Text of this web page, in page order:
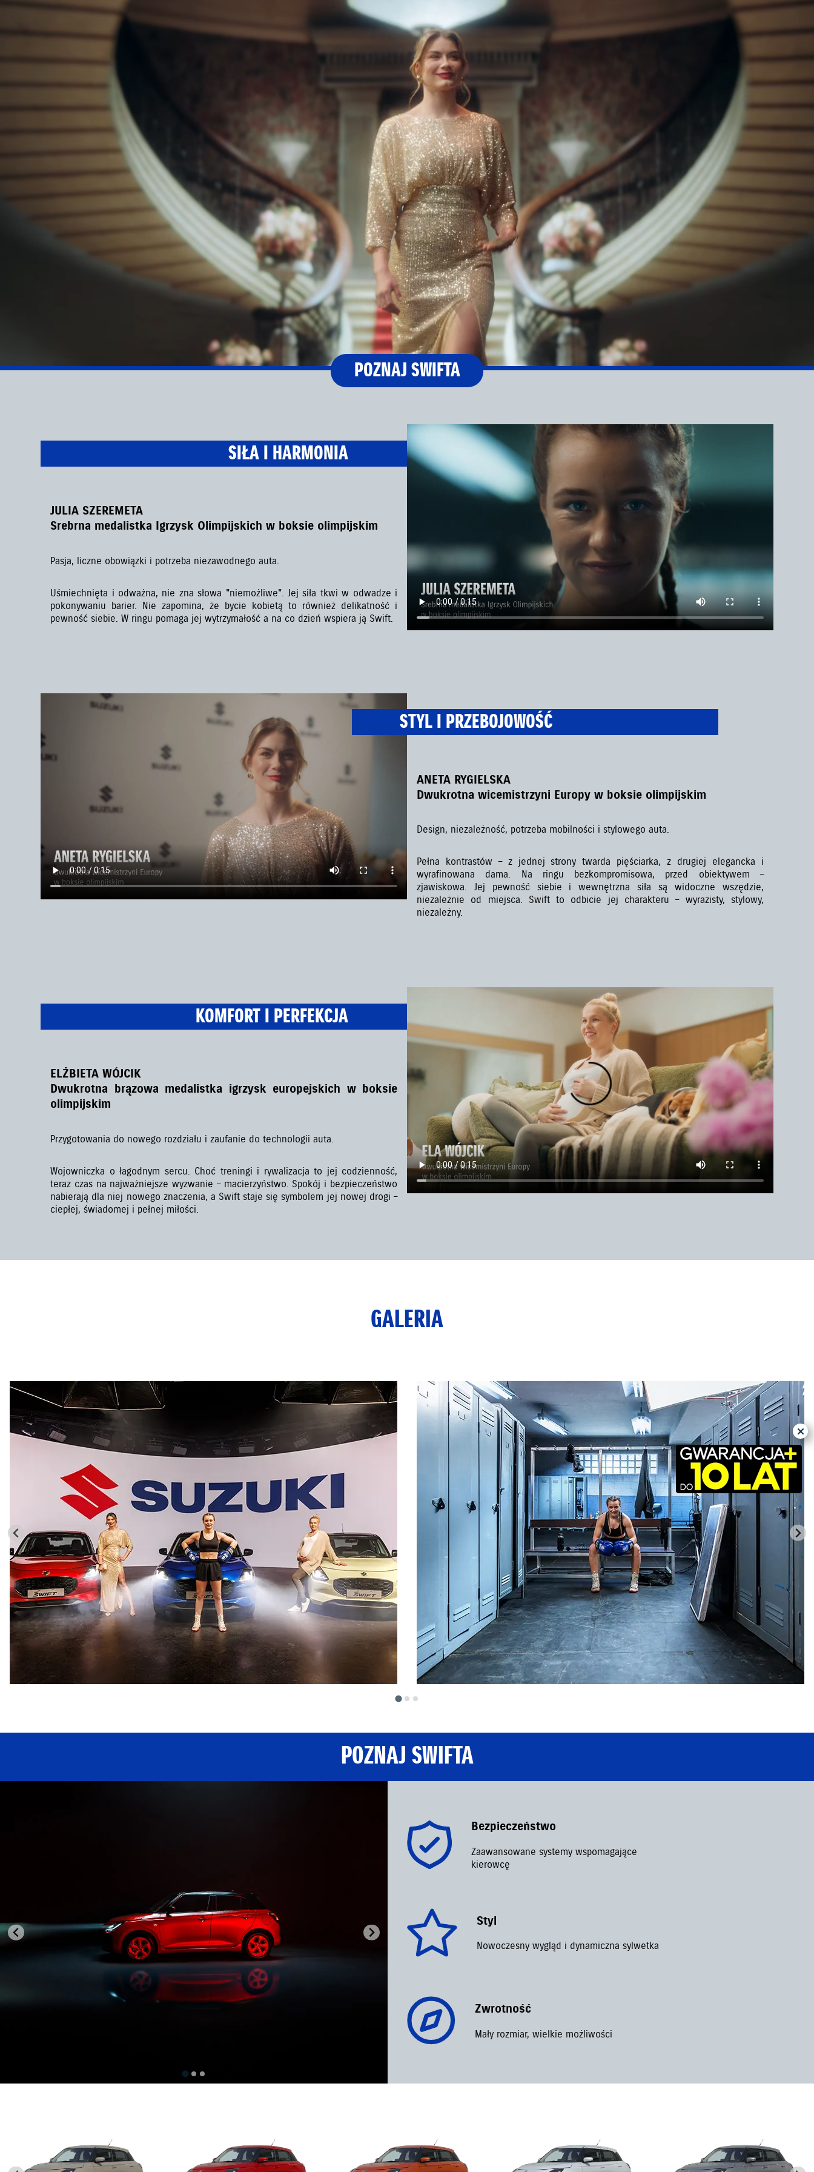
POZNAJ SWIFTA
SIŁA I HARMONIA
JULIA SZEREMETA
Srebrna medalistka Igrzysk Olimpijskich w boksie olimpijskim
Pasja, liczne obowiązki i potrzeba niezawodnego auta.
Uśmiechnięta i odważna, nie zna słowa "niemożliwe". Jej siła tkwi w odwadze i
pokonywaniu barier. Nie zapomina, że bycie kobietą to również delikatność i
pewność siebie. W ringu pomaga jej wytrzymałość a na co dzień wspiera ją Swift.
STYL I PRZEBOJOWOŚĆ
ANETA RYGIELSKA
Dwukrotna wicemistrzyni Europy w boksie olimpijskim
Design, niezależność, potrzeba mobilności i stylowego auta.
Pełna kontrastów – z jednej strony twarda pięściarka, z drugiej elegancka i
wyrafinowana dama. Na ringu bezkompromisowa, przed obiektywem –
zjawiskowa. Jej pewność siebie i wewnętrzna siła są widoczne wszędzie,
niezależnie od miejsca. Swift to odbicie jej charakteru – wyrazisty, stylowy,
niezależny.
KOMFORT I PERFEKCJA
ELŻBIETA WÓJCIK
Dwukrotna brązowa medalistka igrzysk europejskich w boksie
olimpijskim
Przygotowania do nowego rozdziału i zaufanie do technologii auta.
Wojowniczka o łagodnym sercu. Choć treningi i rywalizacja to jej codzienność,
teraz czas na najważniejsze wyzwanie – macierzyństwo. Spokój i bezpieczeństwo
nabierają dla niej nowego znaczenia, a Swift staje się symbolem jej nowej drogi –
ciepłej, świadomej i pełnej miłości.
GALERIA
POZNAJ SWIFTA
Bezpieczeństwo
Zaawansowane systemy wspomagające
kierowcę
Styl
Nowoczesny wygląd i dynamiczna sylwetka
Zwrotność
Mały rozmiar, wielkie możliwości